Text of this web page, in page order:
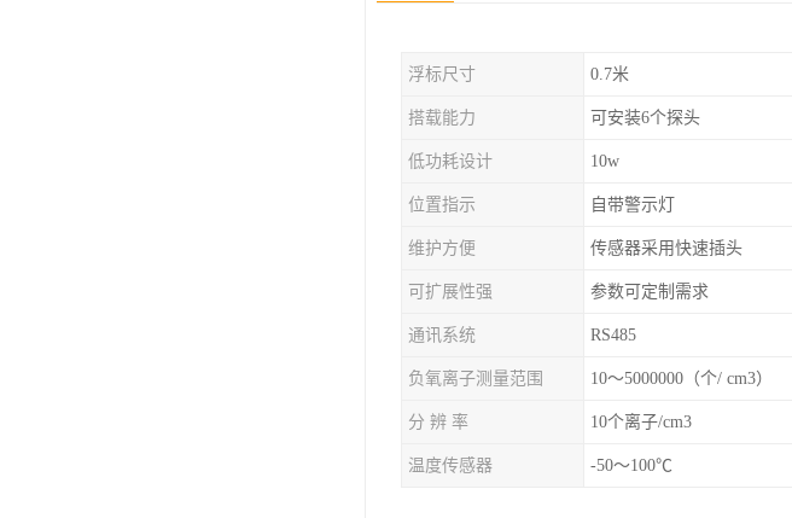
浮标尺寸 0.7米
搭载能力 可安装6个探头
低功耗设计 10w
位置指示 自带警示灯
维护方便 传感器采用快速插头
可扩展性强 参数可定制需求
通讯系统 RS485
负氧离子测量范围 10～5000000（个/ cm3）
分 辨 率 10个离子/cm3
温度传感器 -50～100℃